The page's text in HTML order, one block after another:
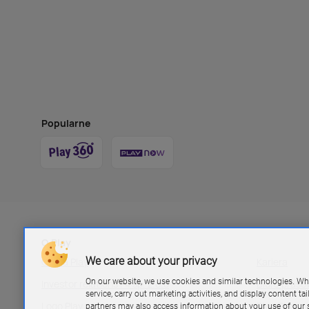
Popularne
O Play
Grupa Play
Investor relations P4 sp. z.o.o
Biuro
Blog Play
We care about your privacy
On our website, we use cookies and similar technologies.
service, carry out marketing activities, and display content
partners may also access information about your use of